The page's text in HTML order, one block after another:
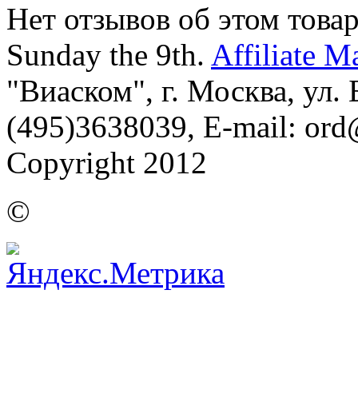
Нет отзывов об этом
Sunday the 9th. Affiliate
"Виаском", г. Москва, ул.
(495)3638039, E-mail:
Copyright 2012
©